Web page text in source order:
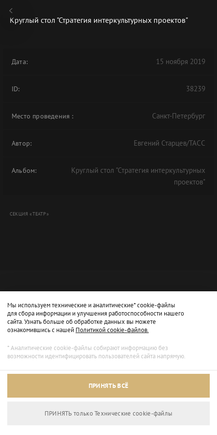
В АРХИВЕ
Архивный режим
Круглый стол "Стратегия интеркультурных проектов"
Дата: 15 ноября 2019
ID: 38239
Место проведения : Санкт-Петербург
Автор: Евгений Старцев/ТАСС
Альбом:
Круглый стол "Стратегия интеркультурных
проектов"
СЕКЦИЯ «ТЕАТР»
Мы используем технические и аналитические* cookie-файлы
для сбора информации и улучшения работоспособности нашего
сайта. Узнать больше об обработке данных вы можете
ознакомившись с нашей Политикой cookie-файлов.
* Аналитические cookie-файлы собирают информацию без
возможности идентифицировать пользователей сайта напрямую.
ПРИНЯТЬ ВСЁ
ПРИНЯТЬ только Технические сookie-файлы